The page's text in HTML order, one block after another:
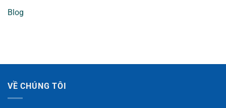
Blog
VỀ CHÚNG TÔI